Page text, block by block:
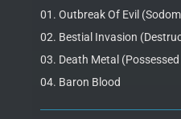
01. Outbreak Of Evil
02. Bestial Invasion
03. Death Metal
04. Baron Blood